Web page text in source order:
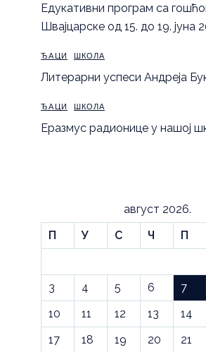
Eдукативни програм са
Швајцарске од 15. до 19. јуна
ЂАЦИ ШКОЛА
Литерарни успеси Андреја
ЂАЦИ ШКОЛА
Еразмус радионице у нашој
август 2026.
П
У С Ч П
3
4 5 6 7
10
11 12 13 14
17
18 19 20 21